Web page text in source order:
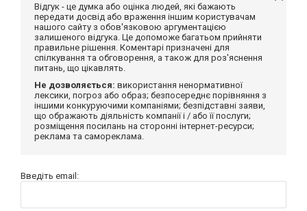
Відгук - це думка або оцінка людей, які бажають
передати досвід або враження іншим користувачам
нашого сайту з обов'язковою аргументацією
залишеного відгука. Це допоможе багатьом прийняти
правильне рішення. Коментарі призначені для
спілкування та обговорення, а також для роз'яснення
питань, що цікавлять.
Не дозволяється: використання ненормативної
лексики, погроз або образ; безпосереднє порівняння з
іншими конкуруючими компаніями; безпідставні заяви,
що ображають діяльність компанії і / або її послуги;
розміщення посилань на сторонні інтернет-ресурси;
реклама та самореклама.
Введіть email: